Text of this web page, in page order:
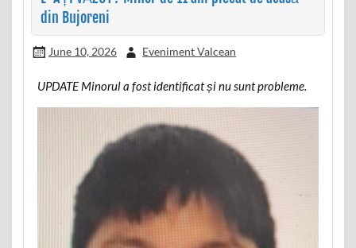
din Bujoreni
June 10, 2026 Eveniment Valcean
UPDATE Minorul a fost identificat și nu sunt probleme.